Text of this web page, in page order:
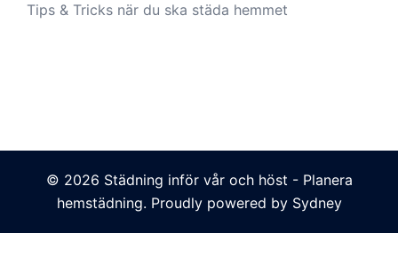
Tips & Tricks när du ska städa hemmet
© 2026 Städning inför vår och höst - Planera
hemstädning. Proudly powered by Sydney